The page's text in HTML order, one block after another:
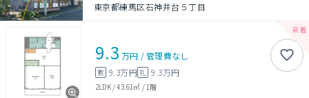
東京都練馬区石神井台５丁目
9.3 万円 /管理費なし
敷 9.3万円礼 9.3万円
2LDK/43.61㎡ / 1階